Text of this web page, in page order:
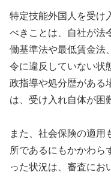
特定技能外国人を受け
べきことは、自社が法
働基準法や最低賃金法
令に違反していない状
政指導や処分歴がある
は、受け入れ自体が困
また、社会保険の適用
所であるにもかかわら
った状況は、審査にお